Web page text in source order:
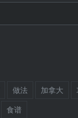
做法 加拿大
食谱